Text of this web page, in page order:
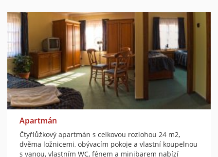
Apartmán
Čtyřlůžkový apartmán s celkovou rozlohou 24 m2,
dvěma ložnicemi, obývacím pokoje a vlastní koupelnou
s vanou, vlastním WC, fénem a minibarem nabízí